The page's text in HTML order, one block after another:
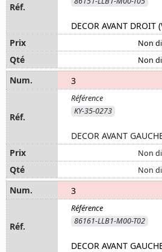
DECOR AVANT DROIT
Non
Non
3
KY-35-0273
DECOR AVANT
Non
Non
3
86161-LLB1-M00-T02
DECOR AVANT